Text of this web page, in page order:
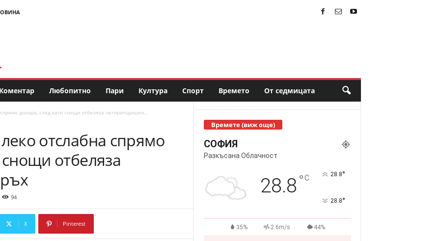
Коментар Любопитно Пари Култура Спорт Времето От седмицата
долара, след като снощи отбеляза четиригодишен...
отслабна спрямо
отбеляза
94
X Pinterest
Времете (виж още)
СОФИЯ
Разкъсана Облачност
28.8 °C 28.8°
28.8°
35% 2.6m/s 44%